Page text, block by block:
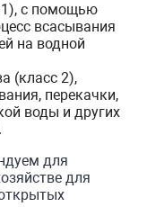
1), с помощью
всасывания
на водной
(класс 2),
перекачки,
воды и других
для
для